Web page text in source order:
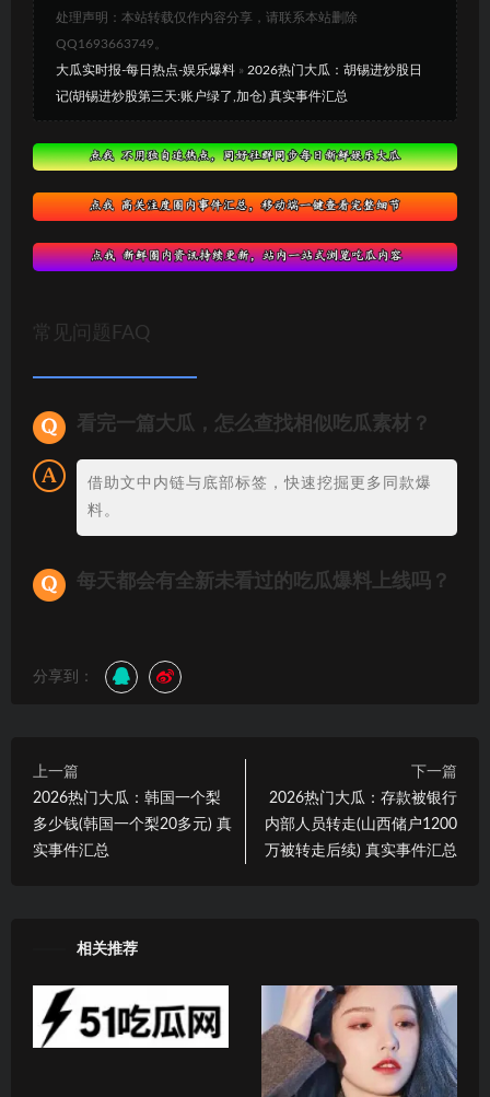
处理声明：本站转载仅作内容分享，请联系本站删除
QQ1693663749。
大瓜实时报-每日热点-娱乐爆料 » 2026热门大瓜：胡锡进炒股日
记(胡锡进炒股第三天:账户绿了,加仓) 真实事件汇总
常见问题FAQ
看完一篇大瓜，怎么查找相似吃瓜素材？
借助文中内链与底部标签，快速挖掘更多同款爆
料。
每天都会有全新未看过的吃瓜爆料上线吗？
分享到：
上一篇
2026热门大瓜：韩国一个梨
多少钱(韩国一个梨20多元) 真
实事件汇总
下一篇
2026热门大瓜：存款被银行
内部人员转走(山西储户1200
万被转走后续) 真实事件汇总
相关推荐